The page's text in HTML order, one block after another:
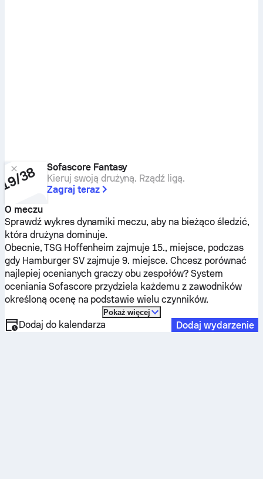
Sofascore Fantasy
Kieruj swoją drużyną. Rządź ligą.
Zagraj teraz
O meczu
Sprawdź wykres dynamiki meczu, aby na bieżąco śledzić,
która drużyna dominuje.
Obecnie, TSG Hoffenheim zajmuje 15., miejsce, podczas
gdy Hamburger SVzajmuje 9. miejsce. Chcesz porównać
najlepiej ocenianych graczy obu zespołów? System
oceniania Sofascore przydziela każdemu z zawodników
określoną ocenę na podstawie wielu czynników.
Pokaż więcej
Dodaj do kalendarza Dodaj wydarzenie